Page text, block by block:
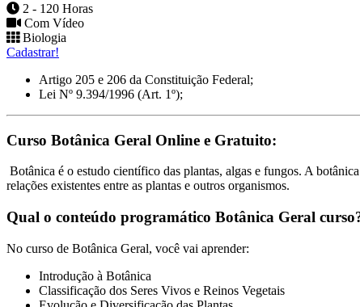
2 - 120 Horas
Com Vídeo
Biologia
Cadastrar!
Artigo 205 e 206 da Constituição Federal;
Lei Nº 9.394/1996 (Art. 1º);
Curso Botânica Geral Online e Gratuito:
Botânica é o estudo científico das plantas, algas e fungos. A
relações existentes entre as plantas e outros organismos.
Qual o conteúdo programático Botânica Geral
No curso de Botânica Geral, você vai aprender:
Introdução à Botânica
Classificação dos Seres Vivos e Reinos Vegetais